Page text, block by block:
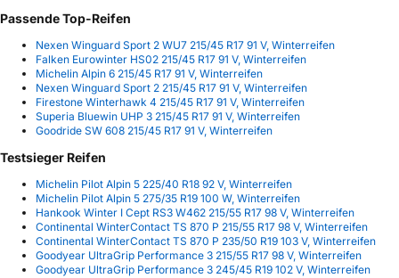
Passende Top-Reifen
Nexen Winguard Sport 2 WU7 215/45 R17 91 V, Winterreifen
Falken Eurowinter HS02 215/45 R17 91 V, Winterreifen
Michelin Alpin 6 215/45 R17 91 V, Winterreifen
Nexen Winguard Sport 2 215/45 R17 91 V, Winterreifen
Firestone Winterhawk 4 215/45 R17 91 V, Winterreifen
Superia Bluewin UHP 3 215/45 R17 91 V, Winterreifen
Goodride SW 608 215/45 R17 91 V, Winterreifen
Testsieger Reifen
Michelin Pilot Alpin 5 225/40 R18 92 V, Winterreifen
Michelin Pilot Alpin 5 275/35 R19 100 W, Winterreifen
Hankook Winter I Cept RS3 W462 215/55 R17 98 V, Winterreifen
Continental WinterContact TS 870 P 215/55 R17 98 V, Winterreifen
Continental WinterContact TS 870 P 235/50 R19 103 V, Winterreifen
Goodyear UltraGrip Performance 3 215/55 R17 98 V, Winterreifen
Goodyear UltraGrip Performance 3 245/45 R19 102 V, Winterreifen